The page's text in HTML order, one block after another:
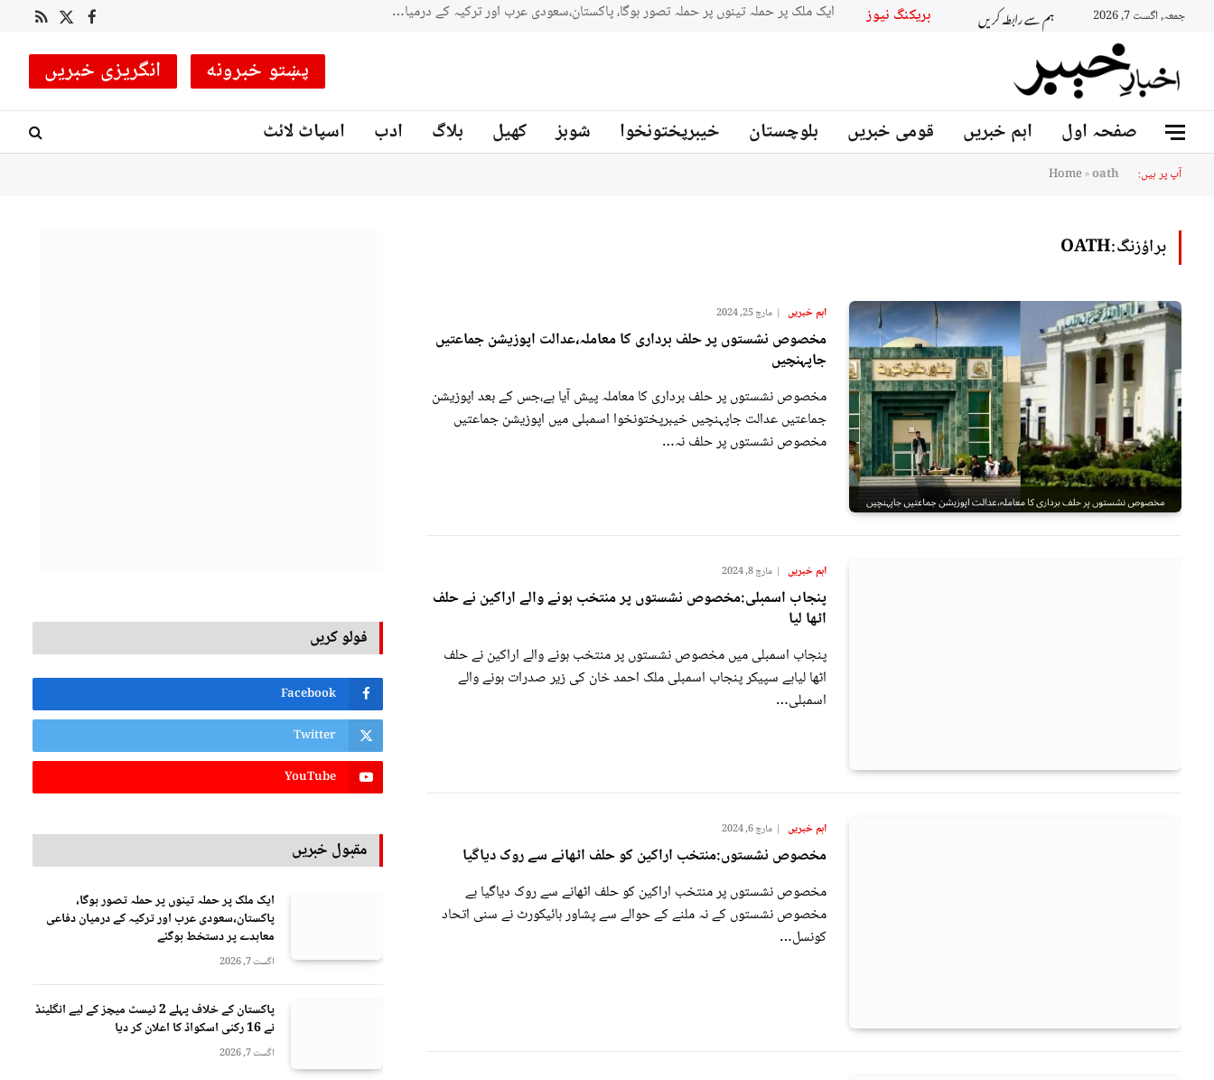
جمعہ, اگست 7, 2026 ہم سے رابطہ کریں بریکنگ نیوز Facebook
X
RSS
پښتو خبرونه انگریزی خبریں
صفحہ اول اہم خبریں قومی خبریں بلوچستان خیبرپختونخوا شوبز کھیل بلاگ ادب اسپاٹ لائٹ
آپ پر ہیں: Home»oath
براؤزنگ:OATH
اہم خبریں مارچ 25, 2024
مخصوص نشستوں پر حلف برداری کا معاملہ،عدالت اپوزیشن جماعتیں
جاپہنچیں
مخصوص نشستوں پر حلف برداری کا معاملہ پیش آیا ہے،جس کے بعد اپوزیشن
جماعتیں عدالت جاپہنچیں خیبرپختونخوا اسمبلی میں اپوزیشن جماعتیں
مخصوص نشستوں پر حلف نہ…
اہم خبریں مارچ 8, 2024
پنجاب اسمبلی:مخصوص نشستوں پر منتخب ہونے والے اراکین نے حلف
اٹھا لیا
پنجاب اسمبلی میں مخصوص نشستوں پر منتخب ہونے والے اراکین نے حلف
اٹھا لیاہے سپیکر پنجاب اسمبلی ملک احمد خان کی زیر صدرات ہونے والے
اسمبلی…
اہم خبریں مارچ 6, 2024
مخصوص نشستوں:منتخب اراکین کو حلف اٹھانے سے روک دیاگیا
مخصوص نشستوں پر منتخب اراکین کو حلف اٹھانے سے روک دیاگیا ہے
مخصوص نشستوں کے نہ ملنے کے حوالے سے پشاور ہائیکورٹ نے سنی اتحاد
کونسل…
فولو کریں
Facebook
Twitter
YouTube
مقبول خبریں
ایک ملک پر حملہ تینوں پر حملہ تصور ہوگا،
پاکستان،سعودی عرب اور ترکیہ کے درمیان دفاعی
معاہدے پر دستخط ہوگئے
اگست 7, 2026
پاکستان کے خلاف پہلے 2 ٹیسٹ میچز کے لیے انگلینڈ
نے 16 رکنی اسکواڈ کا اعلان کر دیا
اگست 7, 2026